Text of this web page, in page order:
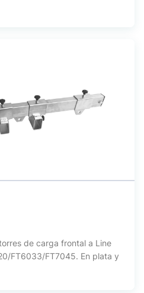
de carga frontal a Line
FT6033/FT7045. En plata y